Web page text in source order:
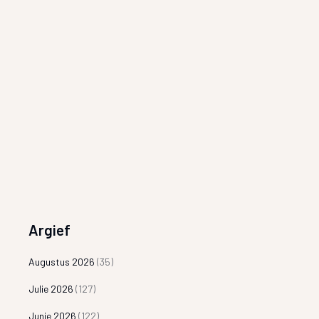
Argief
Augustus 2026 (35)
Julie 2026 (127)
Junie 2026 (122)